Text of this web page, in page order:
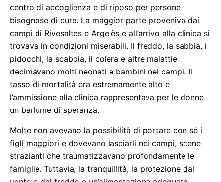
centro di accoglienza e di riposo per persone
bisognose di cure. La maggior parte proveniva dai
campi di Rivesaltes e Argelès e all’arrivo alla clinica si
trovava in condizioni miserabili. Il freddo, la sabbia, i
pidocchi, la scabbia, il colera e altre malattie
decimavano molti neonati e bambini nei campi. Il
tasso di mortalità era estremamente alto e
l’ammissione alla clinica rappresentava per le donne
un barlume di speranza.
Molte non avevano la possibilità di portare con sé i
figli maggiori e dovevano lasciarli nei campi, scene
strazianti che traumatizzavano profondamente le
famiglie. Tuttavia, la tranquillità, la protezione dal